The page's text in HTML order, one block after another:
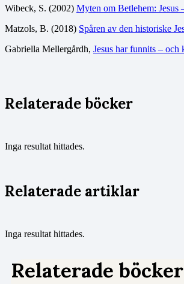
Wibeck, S. (2002) Myten om Betlehem: Jesus
Matzols, B. (2018) Spåren av den historiske
Gabriella Mellergårdh, Jesus har funnits – och
Relaterade böcker
Inga resultat hittades.
Relaterade artiklar
Inga resultat hittades.
Relaterade böcker